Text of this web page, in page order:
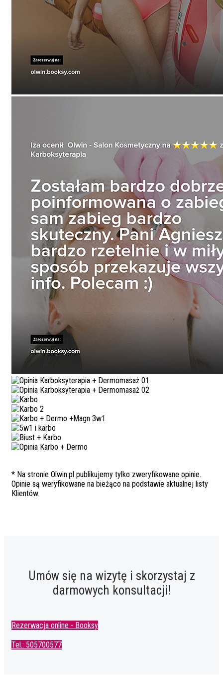
* Na stronie Olwin.pl publikujemy tylko zweryfikowane opinie.
Opinie są weryfikowane na bieżąco na podstawie aktualnej listy
Klientów.
Umów się na wizytę i skorzystaj z
darmowych konsultacji!
Rezerwacja online - Booksy
Tel.: 505700577